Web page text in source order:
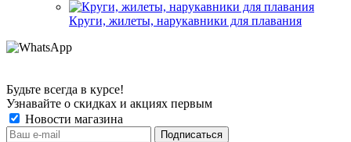
Круги, жилеты, нарукавники для плавания
Будьте всегда в курсе!
Узнавайте о скидках и акциях первым
Новости магазина